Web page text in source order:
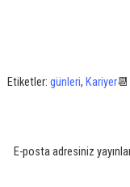
Etiketler: günleri, Kariyer📆
E-posta adresiniz